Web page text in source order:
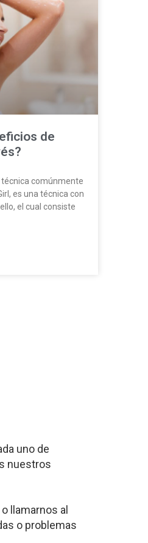
de
técnica comúnmente
es una técnica con
el cual consiste
uno de
nuestros
llamarnos al
o problemas